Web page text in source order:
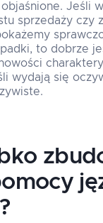
Jeśli
sprzedaży
to dobrze
wydają się